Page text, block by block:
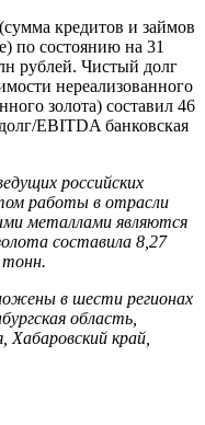
кредитов и займов
по состоянию на 31
рублей. Чистый долг
нереализованного
золота) составил 46
EBITDA банковская
российских
работы в отрасли
металлами являются
составила 8,27
в шести регионах
область,
Хабаровский край,